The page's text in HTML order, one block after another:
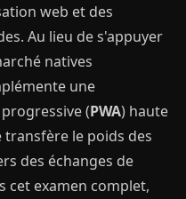
web et des
Au lieu de s'appuyer
natives
une
(PWA) haute
le poids des
des échanges de
cet examen complet,